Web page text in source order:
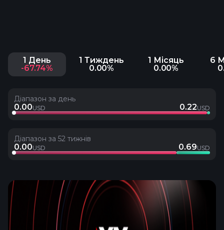
1 День
-67.74%
1 Тиждень
0.00%
1 Місяць
0.00%
6
Діапазон за день
0.00USD 0.22USD
Діапазон за 52 тижнів
0.00USD 0.69USD